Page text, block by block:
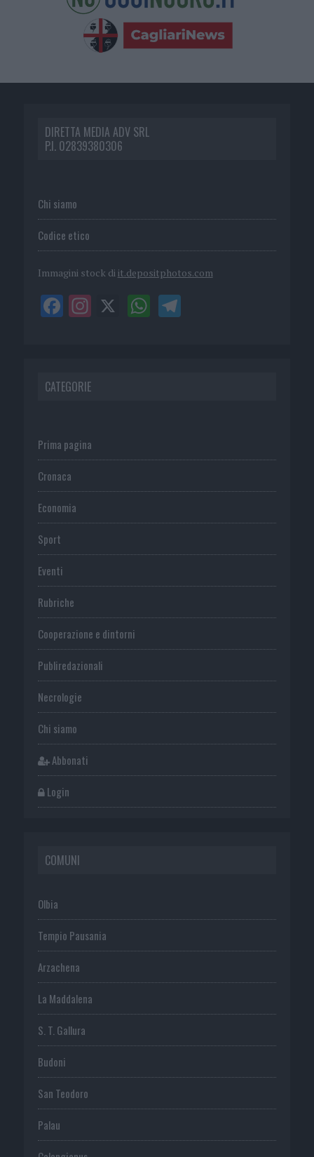
DIRETTA MEDIA ADV SRL
P.I. 02839380306
Chi siamo
Codice etico
Immagini stock di it.depositphotos.com
CATEGORIE
Prima pagina
Cronaca
Economia
Sport
Eventi
Rubriche
Cooperazione e dintorni
Publiredazionali
Necrologie
Chi siamo
Abbonati
Login
COMUNI
Olbia
Tempio Pausania
Arzachena
La Maddalena
S. T. Gallura
Budoni
San Teodoro
Palau